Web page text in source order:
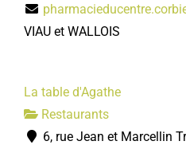
VIAU et WALLOIS
La table d'Agathe
Restaurants
6, rue Jean et Marcellin